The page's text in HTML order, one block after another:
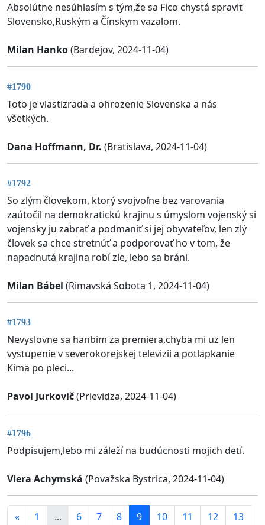
Absolútne nesúhlasím s tým,že sa Fico chystá spraviť
Slovensko,Ruským a Čínskym vazalom.
Milan Hanko(Bardejov, 2024-11-04)
#1790
Toto je vlastizrada a ohrozenie Slovenska a nás
všetkých.
Dana Hoffmann, Dr. (Bratislava, 2024-11-04)
#1792
So zlým človekom, ktorý svojvoľne bez varovania
zaútočil na demokratickú krajinu s úmyslom vojenský si
vojensky ju zabrať a podmaniť si jej obyvateľov, len zlý
človek sa chce stretnúť a podporovať ho v tom, že
napadnutá krajina robí zle, lebo sa bráni.
Milan Bábel (Rimavská Sobota 1, 2024-11-04)
#1793
Nevyslovne sa hanbim za premiera,chyba mi uz len
vystupenie v severokorejskej televizii a potlapkanie
Kima po pleci...
Pavol Jurkovič(Prievidza, 2024-11-04)
#1796
Podpisujem,lebo mi záleží na budúcnosti mojich detí.
Viera Achymská (Považska Bystrica, 2024-11-04)
« 1 ... 6 7 8 9 10 11 12 13